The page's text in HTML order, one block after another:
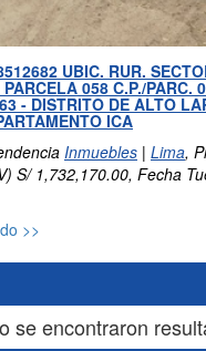
UBIC. RUR.
058 C.P./PARC.
- DISTRITO DE ALTO
ICA
Inmuebles | Lima,
S/ 1,732,170.00, Fecha
>>
se encontraron